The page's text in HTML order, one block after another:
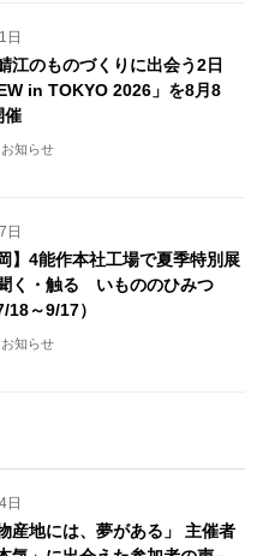
日
江のものづくりに出会う2日
in TOKYO 2026」を8月8
催
お知らせ
日
】4能作本社工場で夏季特別展
く・触る いもののひみつ
18～9/17）
お知らせ
日
産地には、夢がある」 主催者